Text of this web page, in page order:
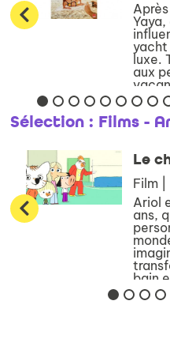
yacht
luxe.
aux
de
Sélection : Films -
Le
Film
Ariol
ans,
bain